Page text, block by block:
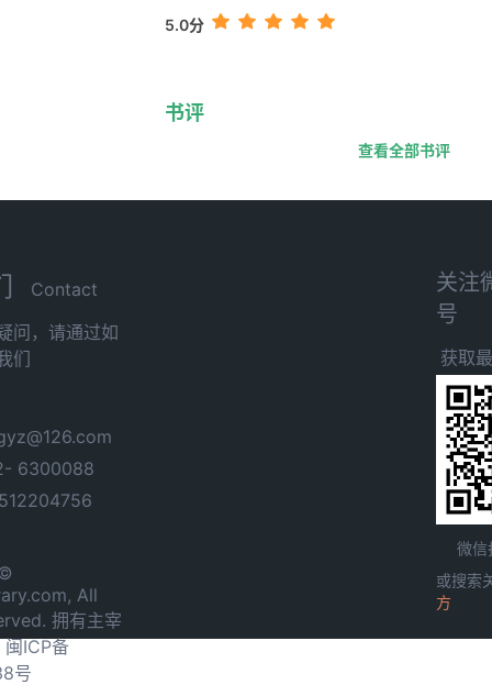
5.0分
书评
查看全部书评
Contact
问，请通过如
们
6300088
All
拥有主宰
闽ICP备
号
关注
号
获取
微信
或搜索
方